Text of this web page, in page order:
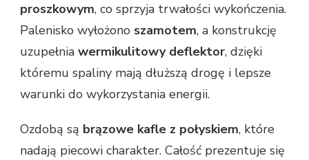
proszkowym, co sprzyja trwałości wykończenia.
Palenisko wyłożono szamotem, a konstrukcję
uzupełnia wermikulitowy deflektor, dzięki
któremu spaliny mają dłuższą drogę i lepsze
warunki do wykorzystania energii.
Ozdobą są brązowe kafle z połyskiem, które
nadają piecowi charakter. Całość prezentuje się